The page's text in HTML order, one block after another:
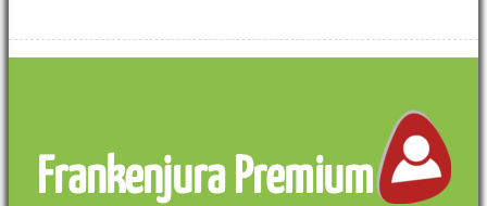
Frankenjura Premium